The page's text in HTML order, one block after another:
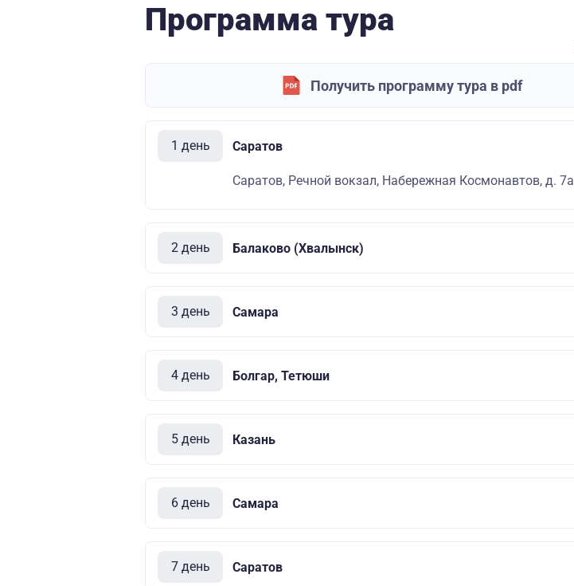
Программа тура
Получить программу тура в pdf
1 день Саратов
Саратов, Речной вокзал, Набережная Космонавтов, д. 7а
2 день Балаково (Хвалынск)
3 день Самара
4 день Болгар, Тетюши
5 день Казань
6 день Самара
7 день Саратов